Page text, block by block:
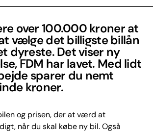
over 100.000 kroner at
vælge det billigste billån
dyreste. Det viser ny
FDM har lavet. Med lidt
sparer du nemt
kroner.
og prisen, der at værd at
når du skal købe ny bil. Også